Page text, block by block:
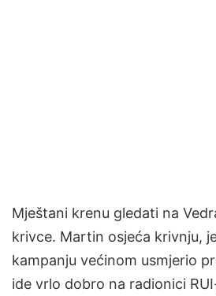
Mještani krenu gledati na
krivce. Martin osjeća krivnju,
kampanju većinom usmjerio
ide vrlo dobro na radionici